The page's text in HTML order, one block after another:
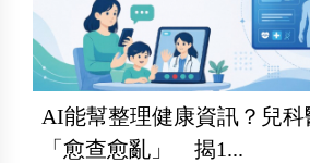
AI能幫整理健康資訊？兒
「愈查愈亂」 揭1...